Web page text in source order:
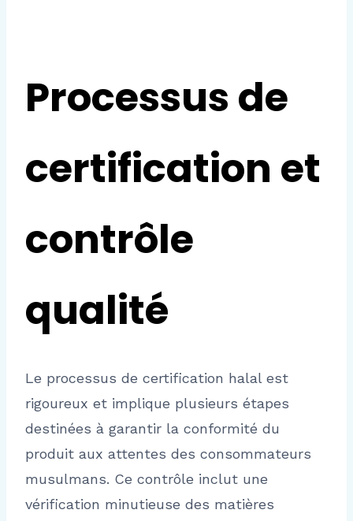
Processus de
certification et
contrôle
qualité
Le processus de certification halal est
rigoureux et implique plusieurs étapes
destinées à garantir la conformité du
produit aux attentes des consommateurs
musulmans. Ce contrôle inclut une
vérification minutieuse des matières